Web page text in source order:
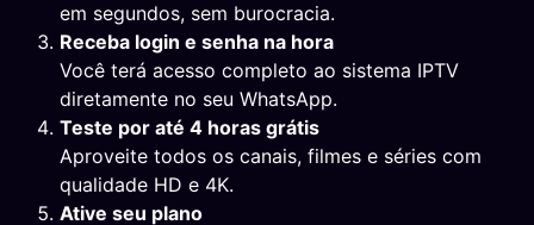
em segundos, sem burocracia.
Receba login e senha na hora
Você terá acesso completo ao sistema IPTV
diretamente no seu WhatsApp.
Teste por até 4 horas grátis
Aproveite todos os canais, filmes e séries com
qualidade HD e 4K.
Ative seu plano